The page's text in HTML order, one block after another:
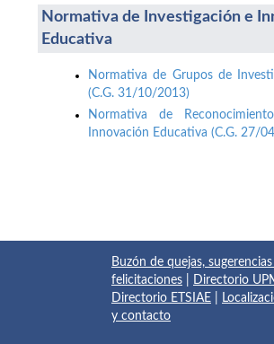
Normativa de Investigación e
Educativa
Normativa de Grupos de
(C.G. 31/10/2013)
Normativa de
Innovación Educativa (C.G. 27/
Buzón de quejas,
felicitaciones
Directorio
Directorio ETSIAE
y contacto